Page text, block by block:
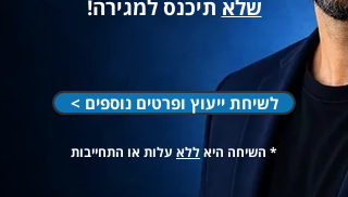
שלא תיכנס למגירה!
< לשיחת ייעוץ ופרטים נוספים
* השיחה היאללא עלות או התחייבות